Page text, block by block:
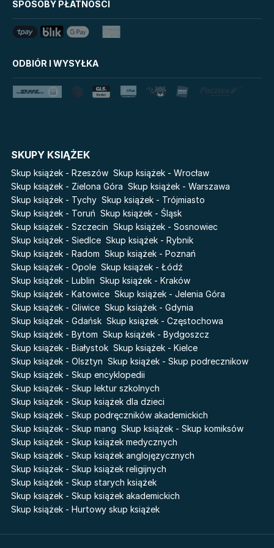
Grzeszni Miliarderzy
Uniwersum Reina Roja
Królestwo kłamstw
Lato
Tim Marshall on
Star Wars Darth Vader
Pamiętniki Wampirów
Basia. Wielka księga.
Poznawaj świat z Basią
The Hazel Wood
Zmierzch
Faye
Katie Maguire
Liceum Freuda
Sherlock Holmes Society
Światy Pilipiuka
Cień od wschodu
Przebudzenie powietrza
Pieśń Lwicy
Akademia wampirów
Karneval
Baśń o złamanym sercu
Prosta zabawa
SPOSOBY PŁATNOŚCI
ODBIÓR I WYSYŁKA
SKUPY KSIĄŻEK
Skup książek - Rzeszów Skup książek - Wrocław
Skup książek - Zielona Góra Skup książek - Warszawa
Skup książek - Tychy Skup książek - Trójmiasto
Skup książek - Toruń Skup książek - Śląsk
Skup książek - Szczecin Skup książek - Sosnowiec
Skup książek - Siedlce Skup książek - Rybnik
Skup książek - Radom Skup książek - Poznań
Skup książek - Opole Skup książek - Łódź
Skup książek - Lublin Skup książek - Kraków
Skup książek - Katowice Skup książek - Jelenia Góra
Skup książek - Gliwice Skup książek - Gdynia
Skup książek - Gdańsk Skup książek - Częstochowa
Skup książek - Bytom Skup książek - Bydgoszcz
Skup książek - Białystok Skup książek - Kielce
Skup książek - Olsztyn Skup książek - Skup podrecznikow
Skup książek - Skup encyklopedii
Skup książek - Skup lektur szkolnych
Skup książek - Skup książek dla dzieci
Skup książek - Skup podręczników akademickich
Skup książek - Skup mang Skup książek - Skup komiksów
Skup książek - Skup książek medycznych
Skup książek - Skup książek anglojęzycznych
Skup książek - Skup książek religijnych
Skup książek - Skup starych książek
Skup książek - Skup książek akademickich
Skup książek - Hurtowy skup książek